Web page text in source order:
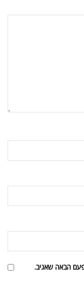
הבאה שאגיב.